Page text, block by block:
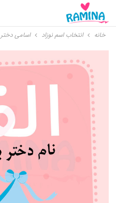
خانه انتخاب اسم نوزاد اسامی دختر